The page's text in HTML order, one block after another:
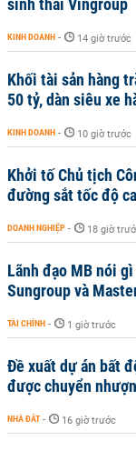
sinh thái Vingroup
KINH DOANH - 14 giờ trước
Khối tài sản hàng
50 tỷ, dàn siêu xe
KINH DOANH - 10 giờ trước
Khởi tố Chủ tịch
đường sắt tốc độ
DOANH NGHIỆP - 18 giờ
Lãnh đạo MB nói
Sungroup và
TÀI CHÍNH - 1 giờ trước
Đề xuất dự án bất
được chuyển
NHÀ ĐẤT - 16 giờ trước